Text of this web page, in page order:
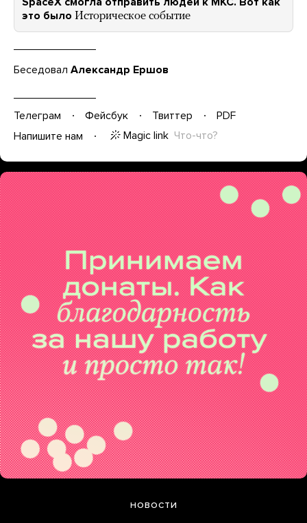
это было Историческое событие
Беседовал Александр Ершов
Телеграм Фейсбук Твиттер
PDF
Напишите нам
Magic link Что-что?
НОВОСТИ